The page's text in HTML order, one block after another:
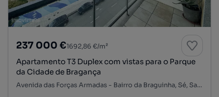
237 000 €1692,86 €/m²
Apartamento T3 Duplex com vistas para o Parque
da Cidade de Bragança
Avenida das Forças Armadas - Bairro da Braguinha, Sé, Santa Maria e Meixedo, Bragança, Bragança